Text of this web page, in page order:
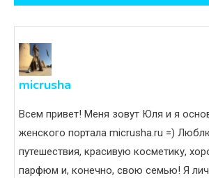
записям
micrusha
Всем привет! Меня зовут Юля и я
женского портала micrusha.ru =)
путешествия, красивую косметику,
парфюм и, конечно, свою семью! Я